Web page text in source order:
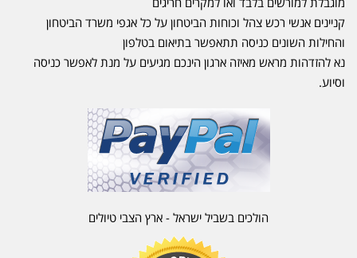
קניינים אנשי רכש צהל וכוחות הביטחון על כל אגפי משרד הביטחון
והחילות השונים כניסה תתאפשר בתיאום בטלפון
נא להזדהות מראש מאיזה ארגון הינכם מגיעים על מנת לאפשר כניסה
וסיוע.
הולכים בשביל ישראל - ארץ הצבי טיולים